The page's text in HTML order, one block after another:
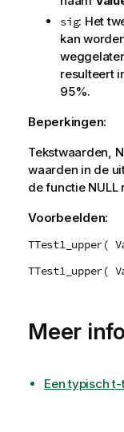
sig: Het
kan
resulteert
95%.
Beperkingen:
Tekstwaarden,
waarden in de
de functie NULL
Voorbeelden:
TTest1_upper(
TTest1_upper(
Meer
Een typisch